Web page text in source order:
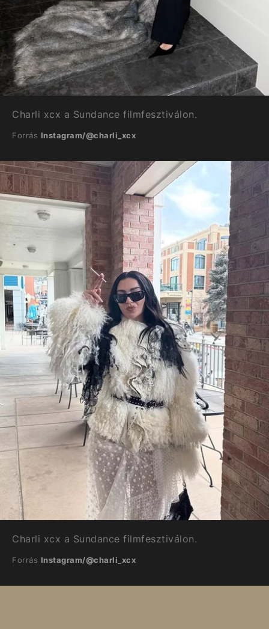
Charli xcx a Sundance filmfesztiválon.
Forrás Instagram/@charli_xcx
Charli xcx a Sundance filmfesztiválon.
Forrás Instagram/@charli_xcx